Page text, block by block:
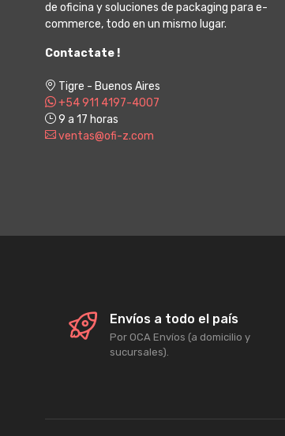
de oficina y soluciones de packaging para e-
commerce, todo en un mismo lugar.
Contactate !
Tigre - Buenos Aires
+54 911 4197-4007
9 a 17 horas
ventas@ofi-z.com
Envíos a todo el país
Por OCA Envíos (a domicilio y
sucursales).